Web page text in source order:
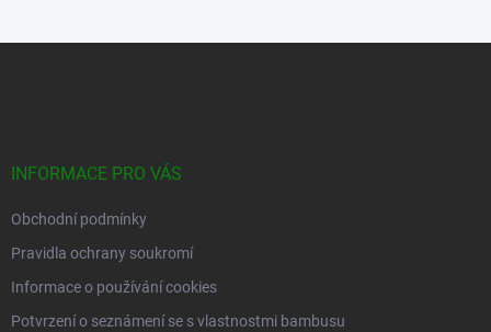
INFORMACE PRO VÁS
Obchodní podmínky
Pravidla ochrany soukromí
Informace o používání cookies
Potvrzení o seznámení se s vlastnostmi bambusu